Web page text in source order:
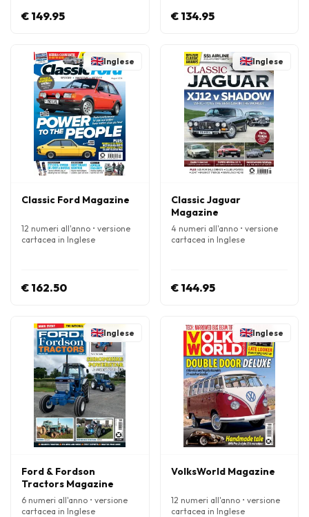
€ 149.95 € 134.95
Inglese
Classic Ford Magazine
12 numeri all'anno • versione
cartacea in Inglese
€ 162.50
Inglese
Classic Jaguar
Magazine
4 numeri all'anno • versione
cartacea in Inglese
€ 144.95
Inglese
Ford & Fordson
Tractors Magazine
6 numeri all'anno • versione
cartacea in Inglese
Inglese
VolksWorld Magazine
12 numeri all'anno • versione
cartacea in Inglese